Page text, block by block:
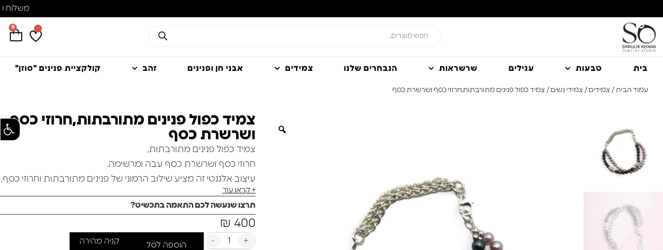
0
בית טבעות עגילים שרשראות הנבחרים שלנו צמידים אבני חן ופנינים זהב קולקציית פנינים "סוזן"
עמוד הבית / צמידים / צמידי נשים / צמיד כפול פנינים מתורבתות,חרוזי כסף ושרשרת כסף
צמיד כפול פנינים מתורבתות,חרוזי כסף
ושרשרת כסף
צמיד כפול פנינים מתורבתות,
חרוזי כסף ושרשרת כסף עבה ומרשימה.
עיצוב אלגנטי זה מציע שילוב הרמוני של פנינים מתורבתות וחרוזי כסף,
בשילוב עם שרשרת כסף תואמת.
העיצוב מציע מראה על-זמני,
+ קראו עוד
תרצו שנעשה לכם התאמה בתכשיט?
₪ 400
- +
הוספה לסל קניה מהירה
פתח